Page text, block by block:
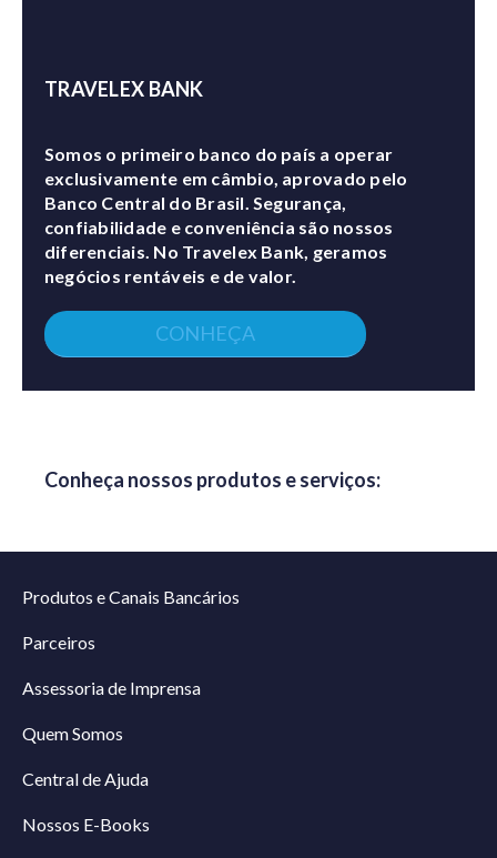
TRAVELEX BANK
Somos o primeiro banco do país a operar
exclusivamente em câmbio, aprovado pelo
Banco Central do Brasil. Segurança,
confiabilidade e conveniência são nossos
diferenciais. No Travelex Bank, geramos
negócios rentáveis e de valor.
CONHEÇA
Conheça nossos produtos e serviços:
Produtos e Canais Bancários
Parceiros
Assessoria de Imprensa
Quem Somos
Central de Ajuda
Nossos E-Books